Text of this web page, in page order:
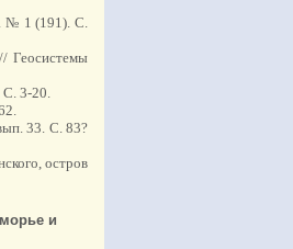
№ 1 (191). С.
Геосистемы
3-20.
33. С. 83?
остров
и